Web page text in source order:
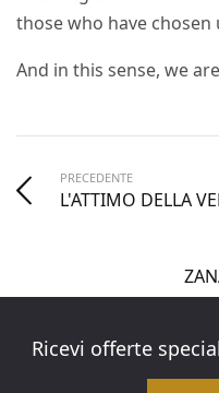
those who have
And in this sense, we
PRECEDENTE
L'ATTIMO DELLA
Ricevi offerte